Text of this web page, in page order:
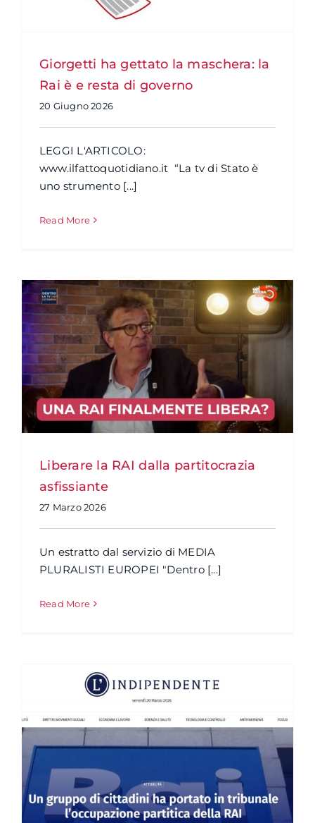
Giorgetti ha gettato la maschera: la
Rai è e resta di governo
20 Giugno 2026
LEGGI L'ARTICOLO:
www.ilfattoquotidiano.it “La tv di Stato è
uno strumento [...]
Read More
Liberare la RAI dalla partitocrazia
asfissiante
27 Marzo 2026
Un estratto dal servizio di MEDIA
PLURALISTI EUROPEI "Dentro [...]
Read More